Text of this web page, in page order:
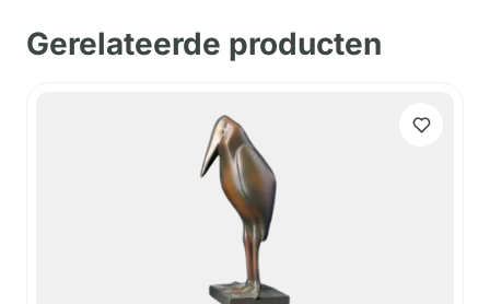
Gerelateerde producten